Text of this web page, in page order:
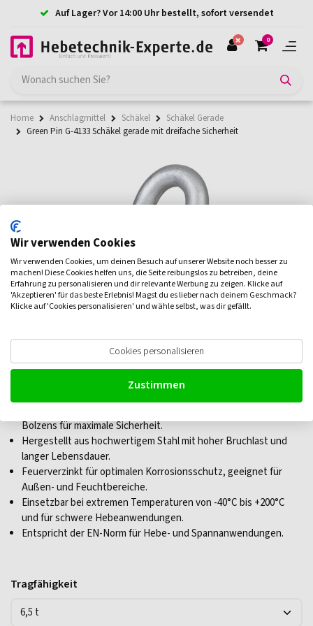
Auf Lager? Vor 14:00 Uhr bestellt, sofort versendet
0
Home Anschlagmittel Schäkel
Schäkel Gerade
Green Pin G-4133 Schäkel gerade mit dreifache Sicherheit
Green Pin G-4133 Schäkel gerade mit
dreifache Sicherheit
Bolzens für maximale Sicherheit.
Hergestellt aus hochwertigem Stahl mit hoher Bruchlast und
langer Lebensdauer.
Feuerverzinkt für optimalen Korrosionsschutz, geeignet für
Außen- und Feuchtbereiche.
Einsetzbar bei extremen Temperaturen von -40°C bis +200°C
und für schwere Hebeanwendungen.
Entspricht der EN-Norm für Hebe- und Spannanwendungen.
Tragfähigkeit
Wir verwenden Cookies
Wir verwenden Cookies, um deinen Besuch auf unserer Website noch besser zu
machen! Diese Cookies helfen uns, die Seite reibungslos zu betreiben, deine
Erfahrung zu personalisieren und dir relevante Werbung zu zeigen. Klicke auf
'Akzeptieren' für das beste Erlebnis! Magst du es lieber nach deinem Geschmack?
Klicke auf 'Cookies personalisieren' und wähle selbst, was dir gefällt.
Cookies personalisieren
Zustimmen